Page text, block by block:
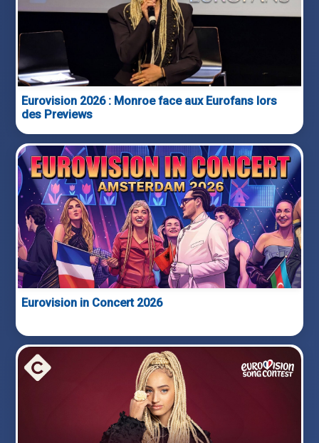
Eurovision 2026 : Monroe face aux Eurofans lors
des Previews
Eurovision in Concert 2026